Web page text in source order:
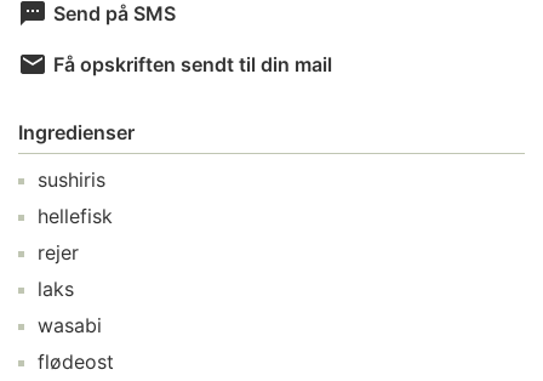
Send på SMS
Få opskriften sendt til din mail
Ingredienser
sushiris
hellefisk
rejer
laks
wasabi
flødeost